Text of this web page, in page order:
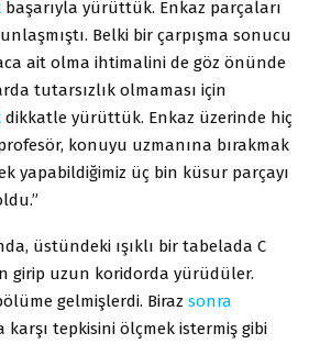
başarıyla yürüttük. Enkaz parçaları
Belki bir çarpışma sonucu
ait olma ihtimalini de göz önünde
tutarsızlık olmaması için
dikkatle yürüttük. Enkaz üzerinde hiç
konuyu uzmanına bırakmak
yapabildiğimiz üç bin küsur parçayı
üstündeki ışıklı bir tabelada C
girip uzun koridorda yürüdüler.
gelmişlerdi. Biraz sonra
karşı tepkisini ölçmek istermiş gibi